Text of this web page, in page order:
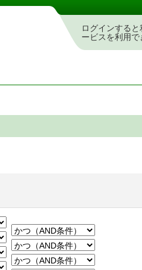
ログインする
ービスを利用で